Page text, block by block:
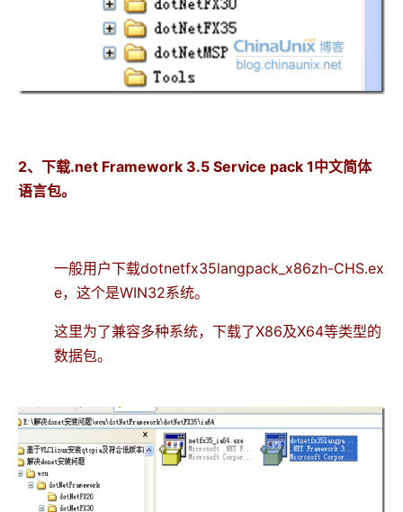
2、下载.net Framework 3.5 Service pack 1中文简体
语言包。
一般用户下载dotnetfx35langpack_x86zh-CHS.ex
e，这个是WIN32系统。
这里为了兼容多种系统，下载了X86及X64等类型的
数据包。